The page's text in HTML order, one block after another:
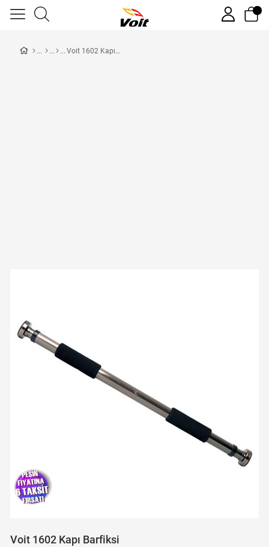
Voit 1602 Kapı Barfiksi
Yeni Ürün
Voit 1602 Kapı Barfiksi